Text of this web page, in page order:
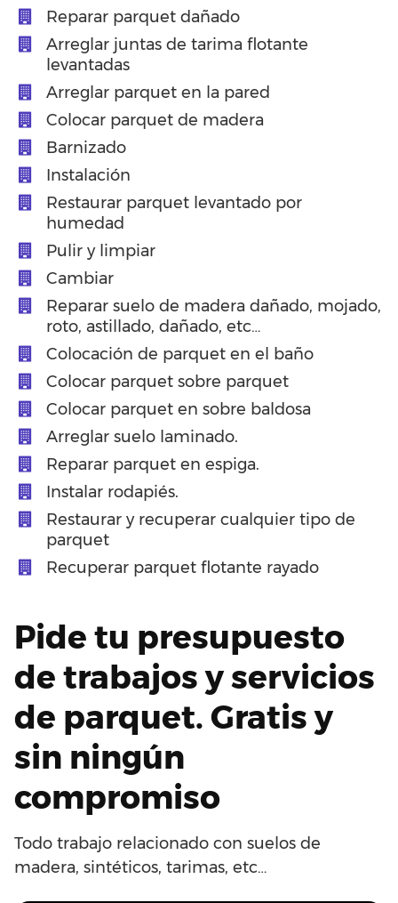
Reparar parquet dañado
Arreglar juntas de tarima flotante
levantadas
Arreglar parquet en la pared
Colocar parquet de madera
Barnizado
Instalación
Restaurar parquet levantado por
humedad
Pulir y limpiar
Cambiar
Reparar suelo de madera dañado, mojado,
roto, astillado, dañado, etc…
Colocación de parquet en el baño
Colocar parquet sobre parquet
Colocar parquet en sobre baldosa
Arreglar suelo laminado.
Reparar parquet en espiga.
Instalar rodapiés.
Restaurar y recuperar cualquier tipo de
parquet
Recuperar parquet flotante rayado
Pide tu presupuesto
de trabajos y servicios
de parquet. Gratis y
sin ningún
compromiso
Todo trabajo relacionado con suelos de
madera, sintéticos, tarimas, etc…